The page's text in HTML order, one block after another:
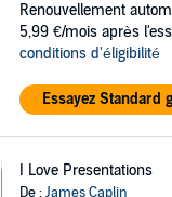
Renouvellement
5,99 €/mois après
conditions d'éligibilité
Essayez Standard
I Love Presentations
De :James Caplin